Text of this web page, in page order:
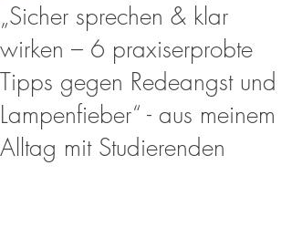
„Sicher sprechen & klar
wirken – 6 praxiserprobte
Tipps gegen Redeangst und
Lampenfieber“ - aus meinem
Alltag mit Studierenden